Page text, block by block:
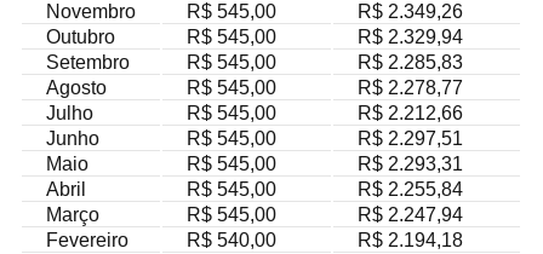
Novembro
R$ 545,00
R$ 2.349,26
Outubro
R$ 545,00
R$ 2.329,94
Setembro
R$ 545,00
R$ 2.285,83
Agosto
R$ 545,00
R$ 2.278,77
Julho
R$ 545,00
R$ 2.212,66
Junho
R$ 545,00
R$ 2.297,51
Maio
R$ 545,00
R$ 2.293,31
Abril
R$ 545,00
R$ 2.255,84
Março
R$ 545,00
R$ 2.247,94
Fevereiro
R$ 540,00
R$ 2.194,18